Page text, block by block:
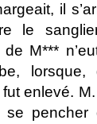
il
le
de M***
lorsque,
enlevé.
se pencher